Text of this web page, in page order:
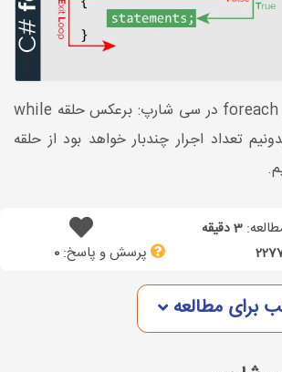
آموزش حلقه for و foreach در سی شارپ: برعکس حلقه while
تعداد اجرار چندبار خواهد بود از حلقه
3 دقیقه
پرسش و پاسخ:0
برای مطالعه